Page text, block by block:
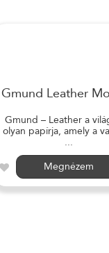
Gmund Leather
Gmund – Leather a
olyan papírja, amely a
...
Megnézem